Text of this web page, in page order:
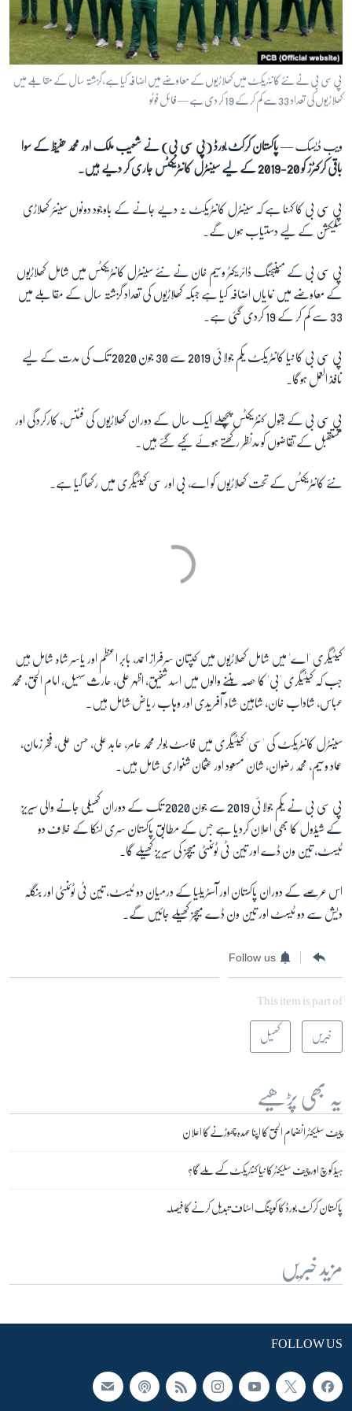
آرٹ
آزادیٔ صحافت
صحت
ویڈیوز
اسپیشل کوریج
اداریہ
Learning English
FOLLOW US
پی سی بی نے نئے کانٹریکٹ میں کھلاڑیوں کے معاوضے میں اضافہ کیا ہے، گزشتہ سال کے مقابلے میں
کھلاڑیوں کی تعداد 33 سے کم کر کے 19 کر دی ہے — فائل فوٹو
ویب ڈیسک — پاکستان کرکٹ بورڈ (پی سی بی) نے شعیب ملک اور محمد حفیظ کے سوا
باقی کرکٹرز کو 20-2019 کے لیے سینٹرل کانٹریکٹس جاری کر دیے ہیں۔
پی سی بی کا کہنا ہے کہ سینٹرل کانٹریکٹ نہ دیے جانے کے باوجود دونوں سینئر کھلاڑی
سلیکشن کے لیے دستیاب ہوں گے۔
پی سی بی کے مینیجنگ ڈائریکٹر وسیم خان نے نئے سینٹرل کانٹریکٹس میں شامل کھلاڑیوں
کے معاوضے میں نمایاں اضافہ کیا ہے جبکہ کھلاڑیوں کی تعداد گزشتہ سال کے مقابلے میں
33 سے کم کر کے 19 کردی گئی ہے۔
پی سی بی کا نیا کانٹریکٹ یکم جولائی 2019 سے 30 جون 2020 تک کی مدت کے لیے
نافذ العمل ہوگا۔
پی سی بی کے بقول کنٹریکٹس پچھلے ایک سال کے دوران کھلاڑیوں کی فٹنس، کارکردگی اور
مستقبل کے تقاضوں کو مدنظر رکھتے ہوئے کیے گئے ہیں۔
نئے کانٹریکٹس کے تحت کھلاڑیوں کو اے، بی اور سی کیٹیگری میں رکھا گیا ہے۔
کیٹیگری 'اے' میں شامل کھلاڑیوں میں کپتان سرفراز احمد، بابر اعظم اور یاسر شاہ شامل ہیں
جب کہ کیٹیگری 'بی' کا حصہ بننے والوں میں اسد شفیق، اظہر علی، حارث سہیل، امام الحق، محمد
عباس، شاداب خان، شاہین شاہ آفریدی اور وہاب ریاض شامل ہیں۔
سینٹرل کانٹریکٹ کی 'سی' کیٹیگری میں فاسٹ بولر محمد عامر، عابد علی، حسن علی، فخر زمان،
عماد وسیم، محمد رضوان، شان مسعود اور عثمان شنواری شامل ہیں۔
پی سی بی نے یکم جولائی 2019 سے جون 2020 تک کے دوران کھیلی جانے والی سیریز
کے شیڈول کا بھی اعلان کردیا ہے جس کے مطابق پاکستان سری لنکا کے خلاف دو
ٹیسٹ، تین ون ڈے اور تین ٹی ٹوئنٹی میچز کی سیریز کھیلے گا۔
اس عرصے کے دوران پاکستان اور آسٹریلیا کے درمیان دو ٹیسٹ، تین ٹی ٹوئنٹی اور بنگلہ
دیش سے دو ٹیسٹ اور تین ون ڈے میچز کھیلے جائیں گے۔
Follow us
This item is part of
خبریں کھیل
یہ بھی پڑھیے
چیف سلیکٹر انضمام الحق کا اپنا عہدہ چھوڑنے کا اعلان
ہیڈکوچ اور چیف سلیکٹر کا نیا کنٹریکٹ کسے ملے گا؟
پاکستان کرکٹ بورڈ کا کوچنگ اسٹاف تبدیل کرنے کا فیصلہ
مزید خبریں
FOLLOW US